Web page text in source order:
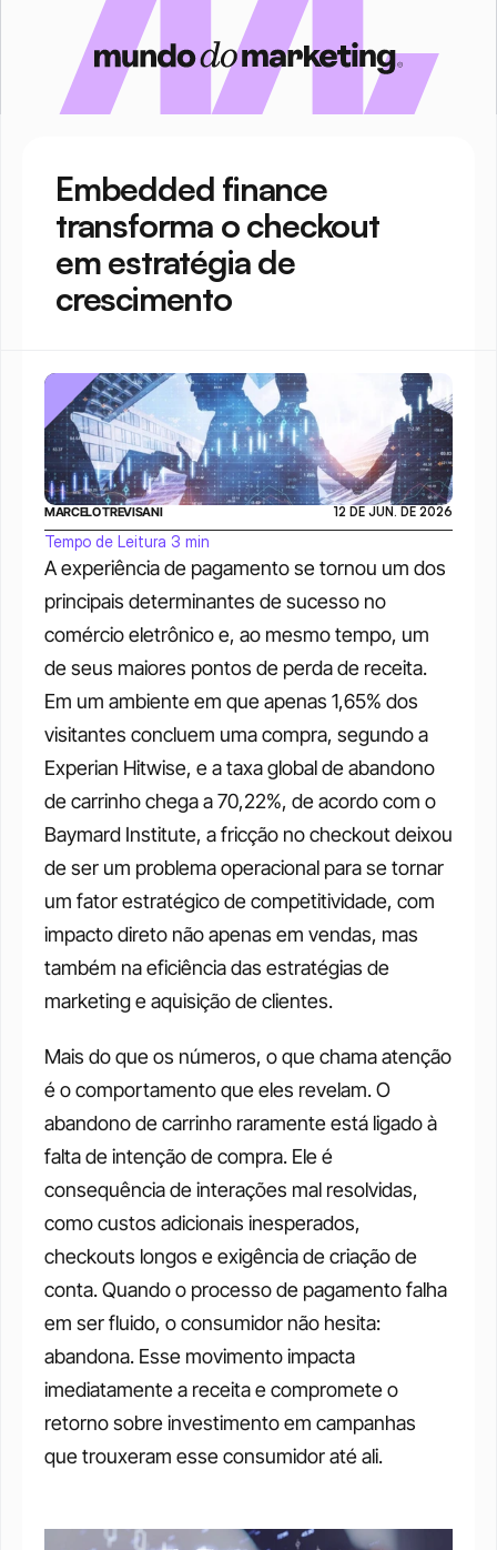
Embedded finance
transforma o checkout
em estratégia de
crescimento
A experiência de pagamento se tornou um dos
principais determinantes de sucesso no
comércio eletrônico e, ao mesmo tempo, um
de seus maiores pontos de perda de receita.
Em um ambiente em que apenas 1,65% dos
visitantes concluem uma compra, segundo a
Experian Hitwise, e a taxa global de abandono
de carrinho chega a 70,22%, de acordo com o
Baymard Institute, a fricção no checkout deixou
de ser um problema operacional para se tornar
um fator estratégico de competitividade, com
impacto direto não apenas em vendas, mas
também na eficiência das estratégias de
marketing e aquisição de clientes.
Mais do que os números, o que chama atenção
é o comportamento que eles revelam. O
abandono de carrinho raramente está ligado à
falta de intenção de compra. Ele é
consequência de interações mal resolvidas,
como custos adicionais inesperados,
checkouts longos e exigência de criação de
conta. Quando o processo de pagamento falha
em ser fluido, o consumidor não hesita:
abandona. Esse movimento impacta
imediatamente a receita e compromete o
retorno sobre investimento em campanhas
que trouxeram esse consumidor até ali.
MARCELO TREVISANI 12 DE JUN. DE 2026
Tempo de Leitura 3 min